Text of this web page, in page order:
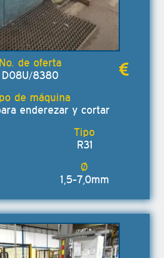
D08U/8380
enderezar y cortar
R31
1,5-7,0mm